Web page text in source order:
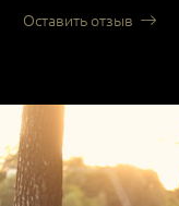
Оставить отзыв